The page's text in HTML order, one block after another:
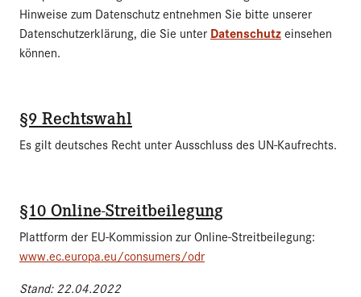
Hinweise zum Datenschutz entnehmen Sie bitte unserer
Datenschutzerklärung, die Sie unter Datenschutzeinsehen
können.
§9 Rechtswahl
Es gilt deutsches Recht unter Ausschluss des UN-Kaufrechts.
§10 Online-Streitbeilegung
Plattform der EU-Kommission zur Online-Streitbeilegung:
www.ec.europa.eu/consumers/odr
Stand: 22.04.2022